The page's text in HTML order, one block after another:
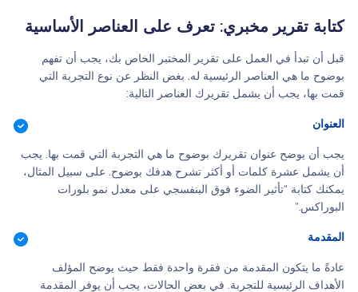
كتابة تقرير مخبري: تعرف على العناصر الأساسية
قبل أن تبدأ في العمل على تقرير المختبر الخاص بك، يجب أن تفهم
بوضوح ما هي العناصر الرئيسية له. بغض النظر عن نوع التجربة التي
قمت بها، يجب أن يشمل تقريرك العناصر التالية:
العنوان
يجب أن يوضح عنوان تقريرك بوضوح ما هي التجربة التي قمت بها. يجب
أن يشمل عشرة كلمات أو أكثر تشرح هدفك بوضوح. على سبيل المثال،
يمكنك كتابة “تأثير الضوء فوق البنفسجي على معدل نمو بلورات
البوراكس.”
المقدمة
عادةً ما يتكون المقدمة من فقرة واحدة فقط حيث يوضح المؤلف
الأهداف الرئيسية للتجربة. في بعض الحالات، يجب أن يوفر المقدمة